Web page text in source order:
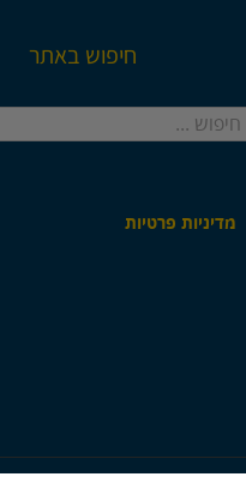
חיפוש באתר
חיפוש...
מדיניות פרטיות